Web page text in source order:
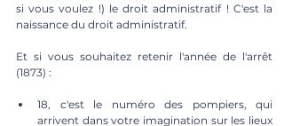
si vous voulez !) le droit administratif ! C'est la
naissance du droit administratif.
Et si vous souhaitez retenir l'année de l'arrêt
(1873) :
18, c'est le numéro des pompiers, qui
arrivent dans votre imagination sur les lieux